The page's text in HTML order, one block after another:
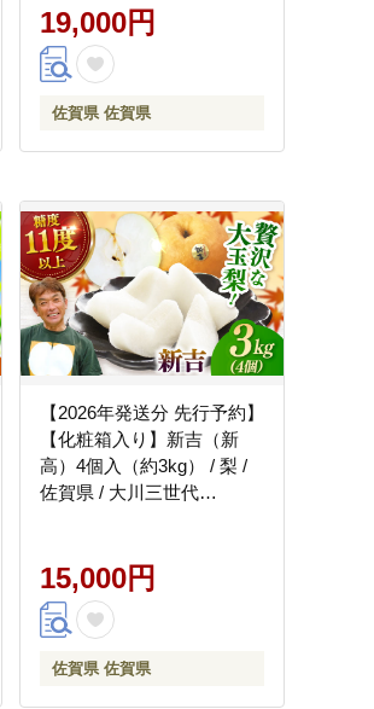
19,000円
佐賀県 佐賀県
【2026年発送分 先行予約】
【化粧箱入り】新吉（新
高）4個入（約3kg） / 梨 /
佐賀県 / 大川三世代
15,000円
佐賀県 佐賀県